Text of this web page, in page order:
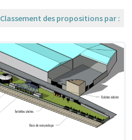
Classement des propositions par :